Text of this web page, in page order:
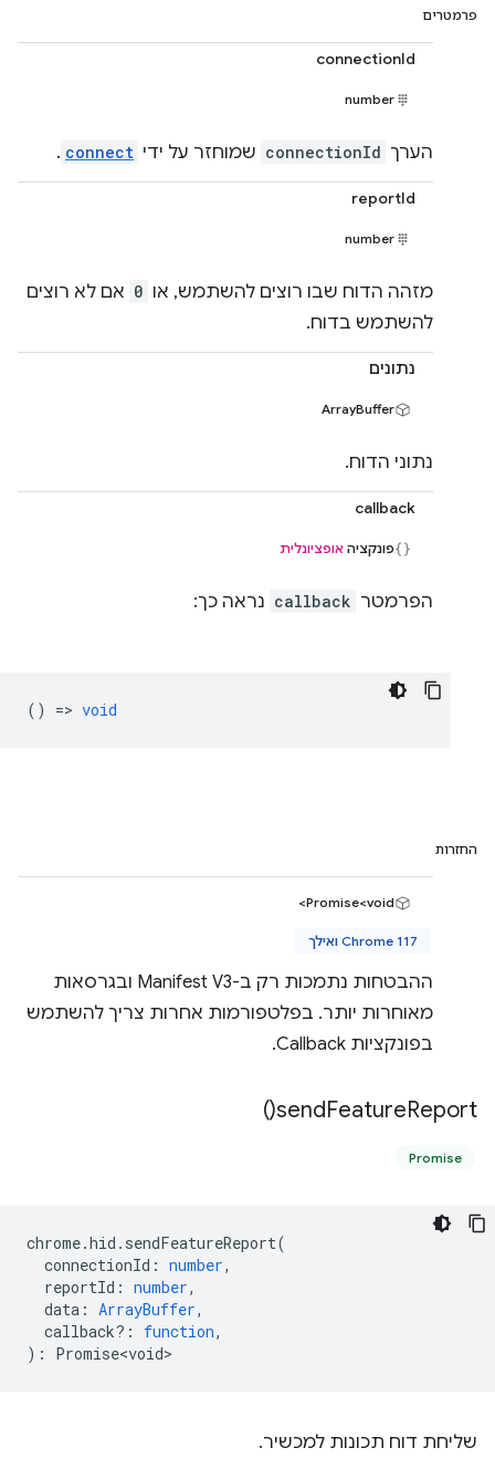
פרמטרים
connectionId
number
הערך connectionId שמוחזר על ידי connect
.
reportId
number
מזהה הדוח שבו רוצים להשתמש, או 0 אם לא רוצים
להשתמש בדוח.
נתונים
ArrayBuffer
נתוני הדוח.
callback
פונקציה אופציונלית
הפרמטר callback נראה כך:
() => void
החזרות
Promise<void>
Chrome 117 ואילך
ההבטחות נתמכות רק ב-Manifest V3 ובגרסאות
מאוחרות יותר. בפלטפורמות אחרות צריך להשתמש
בפונקציות Callback.
sendFeatureReport(
)
Promise
chrome.hid . sendFeatureReport(
connectionId : number,
reportId : number,
data : ArrayBuffer,
callback? : function,
) : Promise<void>
שליחת דוח תכונות למכשיר.